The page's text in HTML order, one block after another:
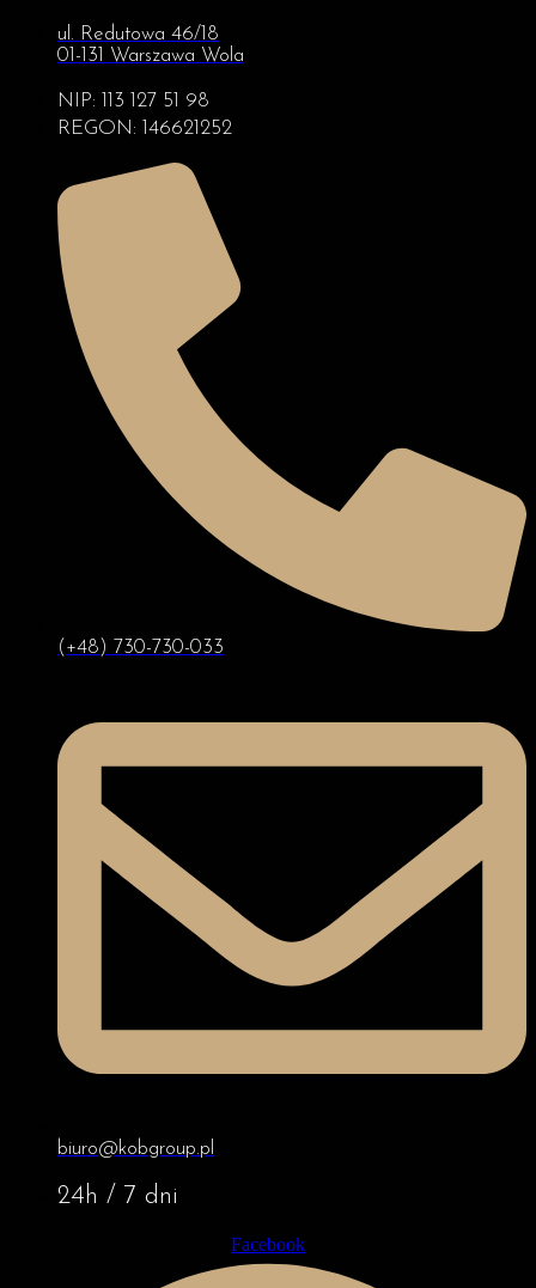
ul. Redutowa 46/18
01-131 Warszawa Wola
NIP: 113 127 51 98
REGON: 146621252
(+48) 730-730-033
biuro@kobgroup.pl
24h / 7 dni
Facebook